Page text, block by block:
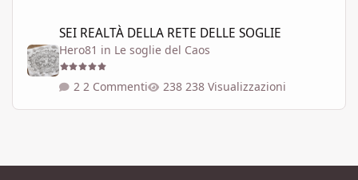
SEI REALTÀ DELLA RETE DELLE SOGLIE
Hero81 in Le soglie del Caos
2 Commenti 238 Visualizzazioni